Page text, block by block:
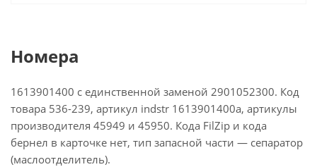
Номера
1613901400 с единственной заменой 2901052300. Код
товара 536-239, артикул indstr 1613901400a, артикулы
производителя 45949 и 45950. Кода FilZip и кода
бернел в карточке нет, тип запасной части — сепаратор
(маслоотделитель).